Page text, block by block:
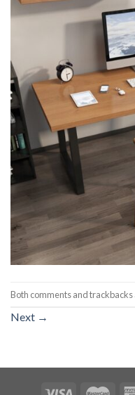
Both comments and
Next →